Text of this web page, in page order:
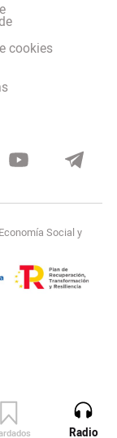
Revista
Radio
cookies
Social y